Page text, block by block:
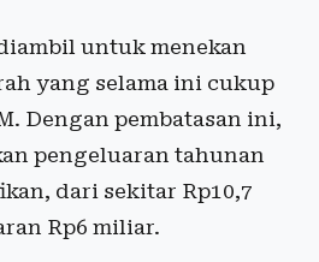
untuk menekan
yang selama ini cukup
Dengan pembatasan ini,
pengeluaran tahunan
dari sekitar Rp10,7
Rp6 miliar.